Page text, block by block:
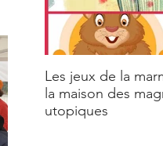
Les jeux de la
la maison des
utopiques